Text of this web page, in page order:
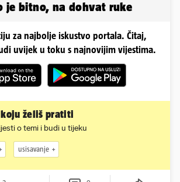
je bitno, na dohvat ruke
za najbolje iskustvo portala. Čitaj,
uvijek u toku s najnovijim vijestima.
želiš pratiti
o temi i budi u tijeku
usisavanje